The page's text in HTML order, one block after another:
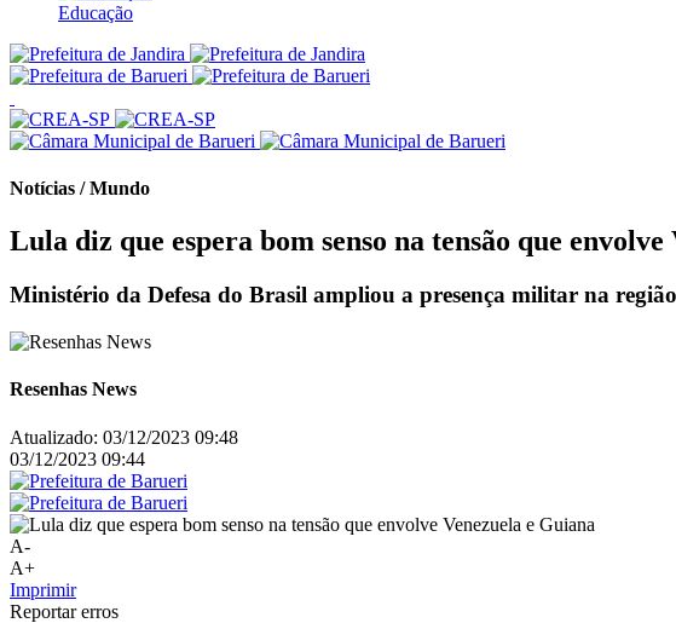
Educação
Notícias / Mundo
Lula diz que espera bom senso na tensão que envolve
Ministério da Defesa do Brasil ampliou a presença militar na
Resenhas News
Atualizado: 03/12/2023 09:48
03/12/2023 09:44
A-
A+
Imprimir
Reportar erros